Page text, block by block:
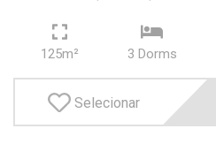
125m² 3 Dorms
Selecionar